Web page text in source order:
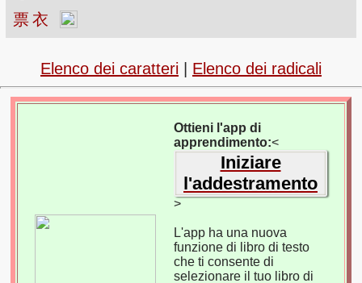
票衣
Elenco dei caratteri Elenco dei radicali
Ottieni l'app di
apprendimento:<
Iniziare
l'addestramento
>
L'app ha una nuova
funzione di libro di testo
che ti consente di
selezionare il tuo libro di